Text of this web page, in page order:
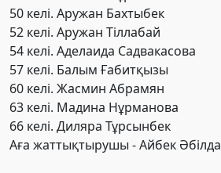
50 келі. Аружан Бахтыбек
52 келі. Аружан Тіллабай
54 келі. Аделаида Садвакасова
57 келі. Балым Ғабитқызы
60 келі. Жасмин Абрамян
63 келі. Мадина Нұрманова
66 келі. Диляра Тұрсынбек
Аға жаттықтырушы - Айбек Әбілда